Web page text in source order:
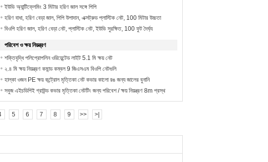
ইউভি অ্যান্টিফ্লেমিং 3 মিটার হরিণ জাল সঙ্গে পিপি
হরিণ বাধা, হরিণ বেড়া জাল, পিপি উপাদান, এক্সট্রুড প্লাস্টিক নেট, 100 মিটার উচ্চতা
বিওপি হরিণ জাল, হরিণ বেড়া নেট, প্লাস্টিক নেট, ইউভি সুরক্ষিত, 100 ফুট দৈর্ঘ্য
পরিবেশ ও ক্ষয় নিয়ন্ত্রণ
শক্তিবৃদ্ধি পলিপ্রোপলিন ওরিয়েন্টেড লাইট 5.1 মি ক্ষয় নেট
২.৪ মি ক্ষয় নিয়ন্ত্রণ কমান্ড কম্বল 9 জিএসএম বিওপি নেটগুলি
হাল্কা ওজন PE ক্ষয় কন্ট্রোল মৃত্তিকা নেট কভার কালো রঙ জন্য জালের বুনানি
সবুজ এইচডিপিই গ্রাউন্ড কভার মৃত্তিকা নেটটিং জন্য পরিবেশ / ক্ষয় নিয়ন্ত্রণ 8m প্রস্থ
5 6 7 8 9 >> >|